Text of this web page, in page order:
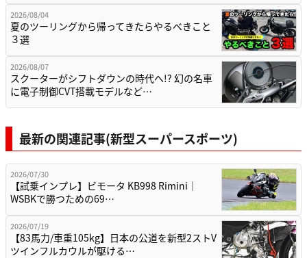
2026/08/04
夏のツーリングから帰ってきたらやるべきこと
３選
2026/08/07
スクーターがシフトダウンの時代へ!? 幻の名車
に電子制御CVT搭載モデルなど…
最新の関連記事(新型スーパースポーツ)
2026/07/30
【試乗インプレ】ビモータ KB998 Rimini｜
WSBKで勝つための69…
2026/07/19
【83馬力/車重105kg】日本の公道を新型2ストV
ツインフルカウルが駆ける…